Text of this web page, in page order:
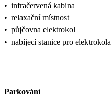
• infračervená kabina
• relaxační místnost
• půjčovna elektrokol
• nabíjecí stanice pro elektrokola
Parkování